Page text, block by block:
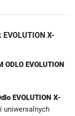
X-
ODLO EVOLUTION
EVOLUTION X-
uniwersalnych